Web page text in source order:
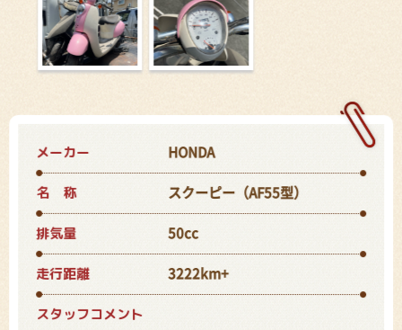
メーカー HONDA
名 称 スクーピー（AF55型）
排気量 50cc
走行距離 3222km+
スタッフコメント